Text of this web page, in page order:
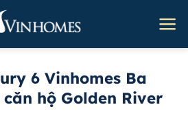
6 Vinhomes Ba
hộ Golden River